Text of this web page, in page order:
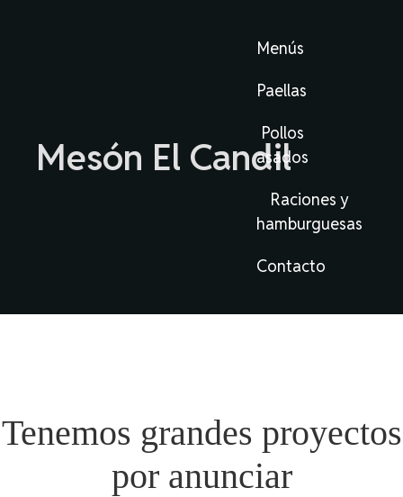
Mesón El Candil
Menús
Paellas
Pollos
asados
Raciones y
hamburguesas
Contacto
Tenemos grandes proyectos
por anunciar